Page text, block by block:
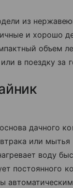
из
и хорошо
объем
в поездку за
дачного
или мытья
воду
постоянного